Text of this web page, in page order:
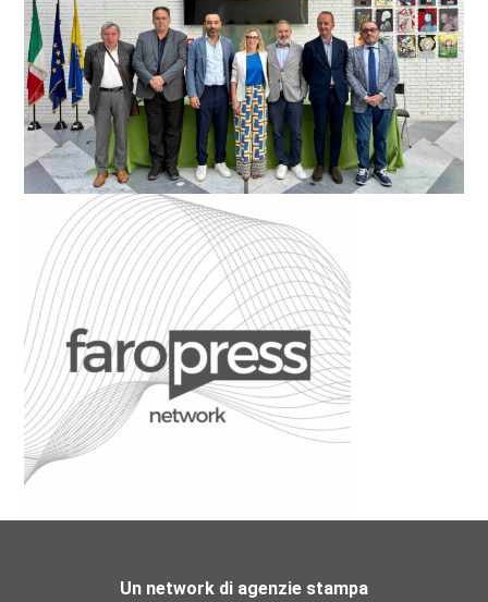
Un network di agenzie stampa